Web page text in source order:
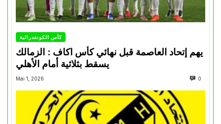
كأس الكونفدرالية
يهم إتحاد العاصمة قبل نهائي كأس اكاف : الزمالك
Mai 1, 2026 0